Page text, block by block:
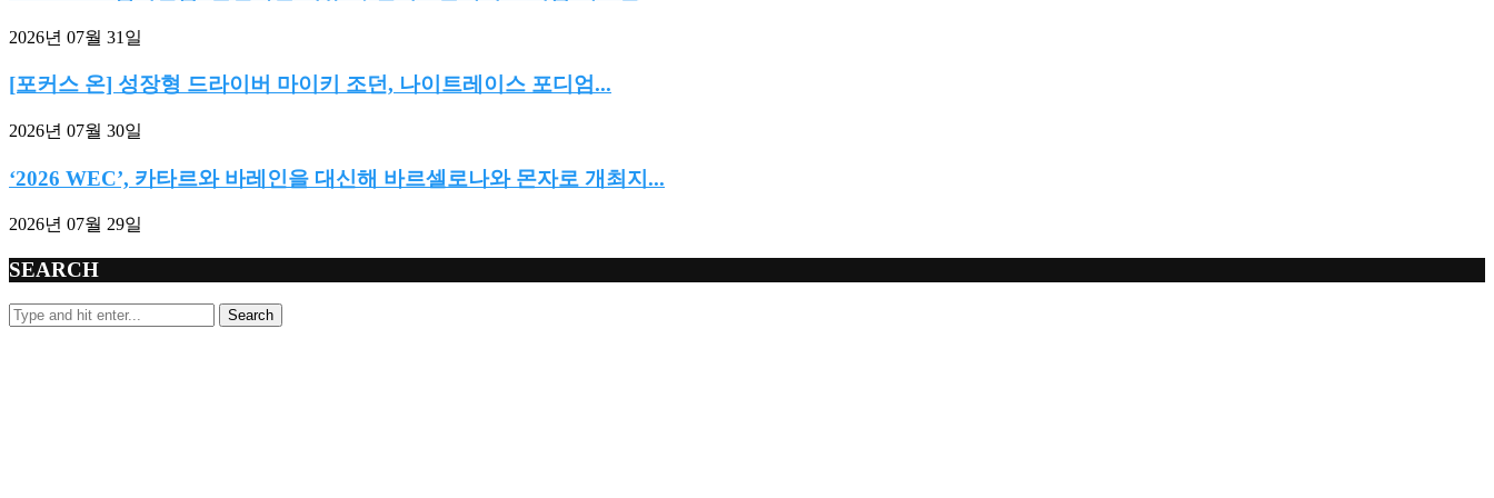
2026년 07월 31일
[포커스 온] 성장형 드라이버 마이키 조던, 나이트레이스 포디엄...
2026년 07월 30일
‘2026 WEC’, 카타르와 바레인을 대신해 바르셀로나와 몬자로 개최지...
2026년 07월 29일
SEARCH
Search